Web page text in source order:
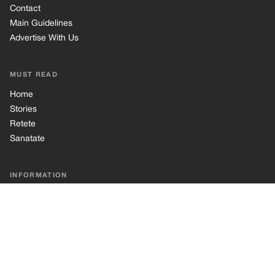
Contact
Main Guidelines
Advertise With Us
MUST READ
Home
Stories
Retete
Sanatate
INFORMATION